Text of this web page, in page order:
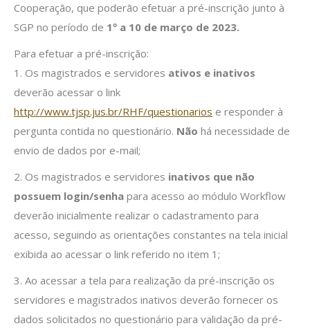
Cooperação, que poderão efetuar a pré-inscrição junto à
SGP no período de 1º a 10 de março de 2023.
Para efetuar a pré-inscrição:
1. Os magistrados e servidores ativos e inativos
deverão acessar o link
http://www.tjsp.jus.br/RHF/questionarios e responder à
pergunta contida no questionário. Não há necessidade de
envio de dados por e-mail;
2. Os magistrados e servidores inativos que não
possuem login/senha para acesso ao módulo Workflow
deverão inicialmente realizar o cadastramento para
acesso, seguindo as orientações constantes na tela inicial
exibida ao acessar o link referido no item 1;
3. Ao acessar a tela para realização da pré-inscrição os
servidores e magistrados inativos deverão fornecer os
dados solicitados no questionário para validação da pré-